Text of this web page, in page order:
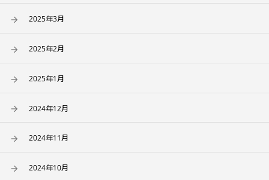
2025年3月
2025年2月
2025年1月
2024年12月
2024年11月
2024年10月